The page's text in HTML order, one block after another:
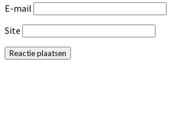
E-mail
Site